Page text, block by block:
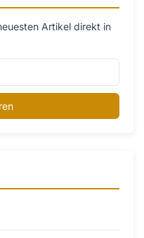
Artikel direkt in